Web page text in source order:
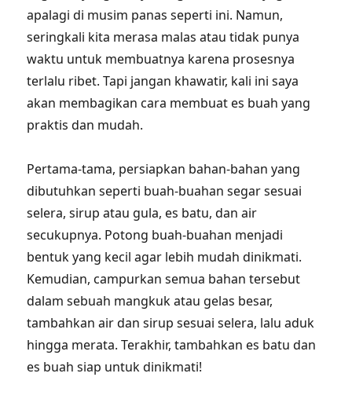
apalagi di musim panas seperti ini. Namun,
seringkali kita merasa malas atau tidak punya
waktu untuk membuatnya karena prosesnya
terlalu ribet. Tapi jangan khawatir, kali ini saya
akan membagikan cara membuat es buah yang
praktis dan mudah.
Pertama-tama, persiapkan bahan-bahan yang
dibutuhkan seperti buah-buahan segar sesuai
selera, sirup atau gula, es batu, dan air
secukupnya. Potong buah-buahan menjadi
bentuk yang kecil agar lebih mudah dinikmati.
Kemudian, campurkan semua bahan tersebut
dalam sebuah mangkuk atau gelas besar,
tambahkan air dan sirup sesuai selera, lalu aduk
hingga merata. Terakhir, tambahkan es batu dan
es buah siap untuk dinikmati!